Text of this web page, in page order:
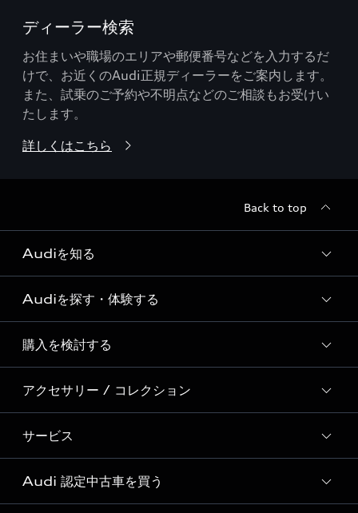
ディーラー検索
お住まいや職場のエリアや郵便番号などを入力するだ
けで、お近くのAudi正規ディーラーをご案内します。
また、試乗のご予約や不明点などのご相談もお受けい
たします。
詳しくはこちら
Back to top
Audiを知る
Audi ブランド
Story of Progress
Audi Sport
Formula 1®
デジタルサービス
Audiを探す・体験する
ディーラー検索
新車在庫検索
試乗車・展示車検索
見積り依頼
試乗予約
購入を検討する
モデル一覧
特別仕様モデル / 限定モデル
e-tronラインアップ
価格シミュレーション
アクセサリー / コレクション
純正アクセサリー
オンラインショップ
Audi collection
サービス
サービス入庫予約
Audi 認定中古車を買う